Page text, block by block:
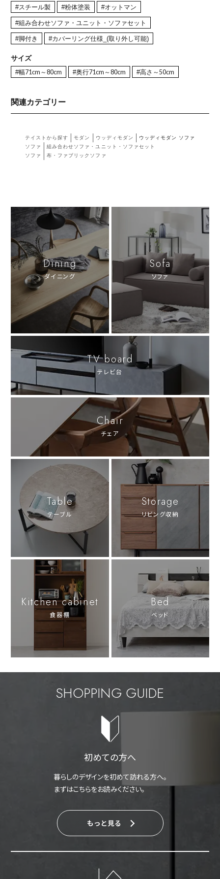
#スチール製 #粉体塗装 #オットマン
#組み合わせソファ・ユニット・ソファセット
#脚付き #カバーリング仕様_(取り外し可能)
サイズ
#幅71cm～80cm #奥行71cm～80cm #高さ～50cm
関連カテゴリー
テイストから探す モダン ウッディモダン
ウッディモダン ソファ
ソファ
組み合わせソファ・ユニット・ソファセット
ソファ
布・ファブリックソファ
Dining
ダイニング
Sofa
ソファ
TV board
テレビ台
Chair
チェア
Table
テーブル
Storage
リビング収納
Kitchen cabinet
食器棚
Bed
ベッド
SHOPPING GUIDE
初めての方へ
暮らしのデザインを初めて訪れる方へ。
まずはこちらをお読みください。
もっと見る